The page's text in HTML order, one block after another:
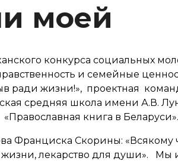
моей
конкурса социальных
и семейные
ради жизни!», проектная
средняя школа имени А.В.
книга в Беларуси».
Франциска Скорины: «Всякому
жизни, лекарство для души».